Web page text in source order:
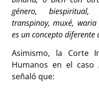
género, biespiritual,
transpinoy, muxé,
es un concepto diferente
Asimismo, la Corte
Humanos en el caso
señaló que: